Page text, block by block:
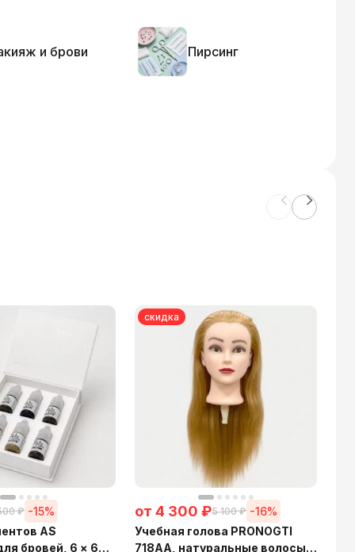
и брови Пирсинг
₽ -15%
AS
бровей, 6 × 6
скидка
от 4 300 ₽5 100 ₽ -16%
Учебная голова PRONOGTI
718AA, натуральные волосы